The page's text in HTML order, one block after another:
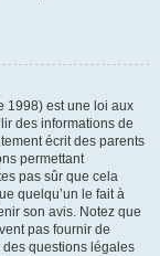
1998) est une loi aux
des informations de
écrit des parents
permettant
pas sûr que cela
quelqu’un le fait à
son avis. Notez que
pas fournir de
questions légales